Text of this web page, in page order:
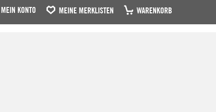
MEIN KONTO MEINE MERKLISTEN WARENKORB